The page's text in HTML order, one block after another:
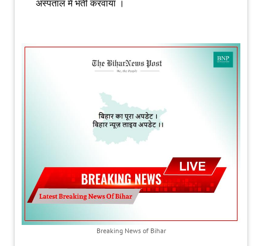
अस्पताल में भर्ती करवाया ।
Breaking News of Bihar